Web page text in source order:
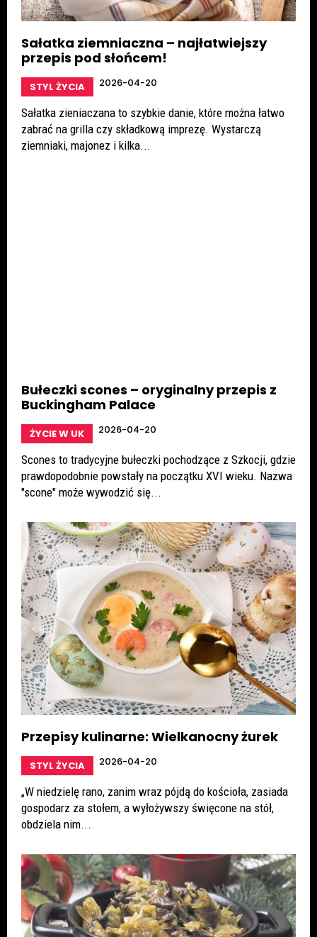
Sałatka ziemniaczna – najłatwiejszy
przepis pod słońcem!
STYL ŻYCIA 2026-04-20
Sałatka zieniaczana to szybkie danie, które można łatwo
zabrać na grilla czy składkową imprezę. Wystarczą
ziemniaki, majonez i kilka...
Bułeczki scones – oryginalny przepis z
Buckingham Palace
ŻYCIE W UK 2026-04-20
Scones to tradycyjne bułeczki pochodzące z Szkocji, gdzie
prawdopodobnie powstały na początku XVI wieku. Nazwa
"scone" może wywodzić się...
Przepisy kulinarne: Wielkanocny żurek
STYL ŻYCIA 2026-04-20
„W niedzielę rano, zanim wraz pójdą do kościoła, zasiada
gospodarz za stołem, a wyłożywszy święcone na stół,
obdziela nim...